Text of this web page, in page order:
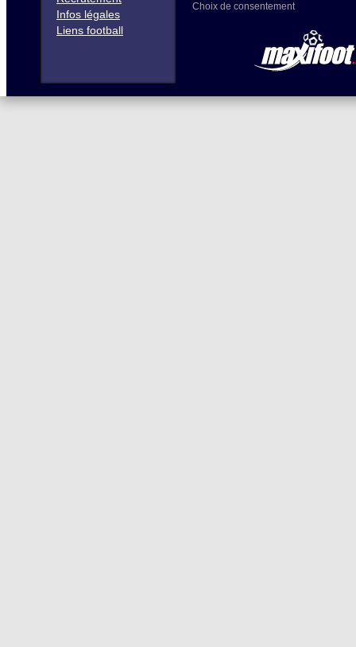
Infos légales
Liens football
Choix de consentement